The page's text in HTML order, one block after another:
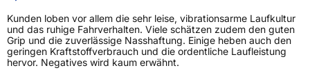
Kunden loben vor allem die sehr leise, vibrationsarme Laufkultur
und das ruhige Fahrverhalten. Viele schätzen zudem den guten
Grip und die zuverlässige Nasshaftung. Einige heben auch den
geringen Kraftstoffverbrauch und die ordentliche Laufleistung
hervor. Negatives wird kaum erwähnt.